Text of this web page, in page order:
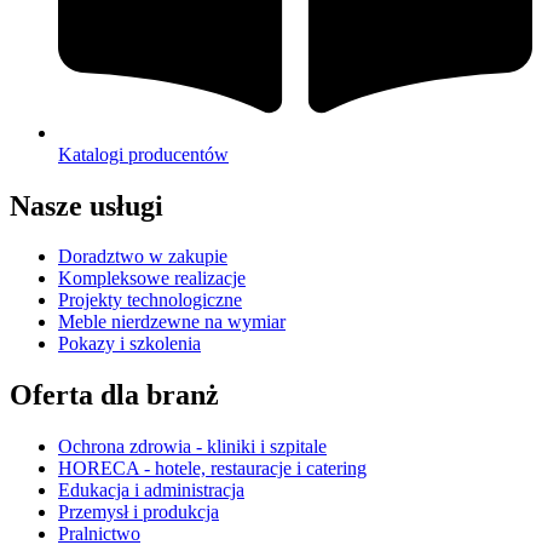
Katalogi producentów
Nasze usługi
Doradztwo w zakupie
Kompleksowe realizacje
Projekty technologiczne
Meble nierdzewne na wymiar
Pokazy i szkolenia
Oferta dla branż
Ochrona zdrowia - kliniki i szpitale
HORECA - hotele, restauracje i catering
Edukacja i administracja
Przemysł i produkcja
Pralnictwo